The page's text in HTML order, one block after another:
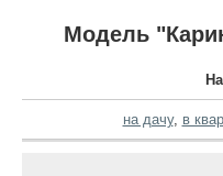
Модель
на дачу, в